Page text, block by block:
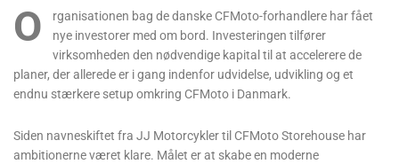
O
rganisationen bag de danske CFMoto-forhandlere har fået
nye investorer med om bord. Investeringen tilfører
virksomheden den nødvendige kapital til at accelerere de
planer, der allerede er i gang indenfor udvidelse, udvikling og et
endnu stærkere setup omkring CFMoto i Danmark.
Siden navneskiftet fra JJ Motorcykler til CFMoto Storehouse har
ambitionerne været klare. Målet er at skabe en moderne